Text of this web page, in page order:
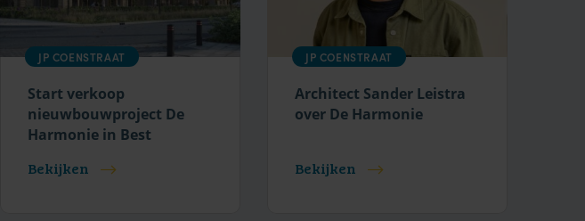
JP COENSTRAAT
Start verkoop
nieuwbouwproject De
Harmonie in Best
Bekijken
JP COENSTRAAT
Architect Sander Leistra
over De Harmonie
Bekijken